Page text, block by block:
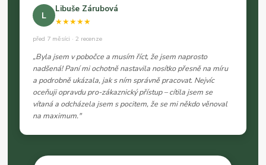
L
Libuše Zárubová
★★★★★
před 7 měsíci · 2 recenze
„Byla jsem v pobočce a musím říct, že jsem naprosto
nadšená! Paní mi ochotně nastavila nosítko přesně na míru
a podrobně ukázala, jak s ním správně pracovat. Nejvíc
oceňuji opravdu pro-zákaznický přístup – cítila jsem se
vítaná a odcházela jsem s pocitem, že se mi někdo věnoval
na maximum."